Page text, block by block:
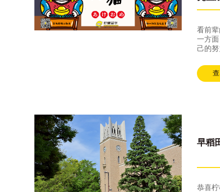
看前
一方
己的
早稻
恭喜